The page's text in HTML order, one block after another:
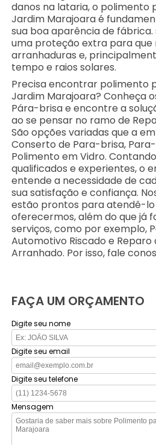
danos na lataria, o polimento
Jardim Marajoara é
sua boa aparência de
uma proteção extra para que
arranhaduras e,
tempo e raios solares.
Precisa encontrar polimento
Jardim Marajoara? Conheça
Pára-brisa e encontre a
ao se pensar no ramo de
São opções variadas que a
Conserto de Para-brisa,
Polimento em Vidro.
qualificados e experientes, o
entende a necessidade de
sua satisfação e confiança.
estão prontos para atendê-
oferecermos, além do que já
serviços, como por exemplo,
Automotivo Riscado e
Arranhado. Por isso, fale
FAÇA UM ORÇAMENTO
Digite seu nome
Digite seu email
Digite seu telefone
Mensagem